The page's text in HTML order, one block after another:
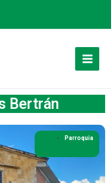
Bertrán
Parroquia